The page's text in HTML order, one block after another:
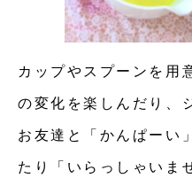
カップやスプーンを用
の変化を楽しんだり、
お友達と「かんぱーい
たり「いらっしゃいま